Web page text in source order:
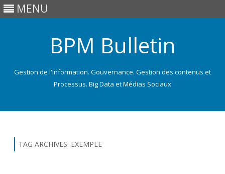
MENU
BPM Bulletin
Gestion de l'Information. Gouvernance. Gestion des contenus et
Processus. Big Data et Médias Sociaux
TAG ARCHIVES: EXEMPLE